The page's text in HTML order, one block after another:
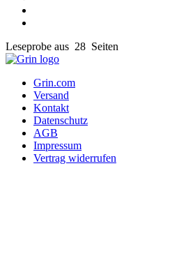
Leseprobe aus 28 Seiten